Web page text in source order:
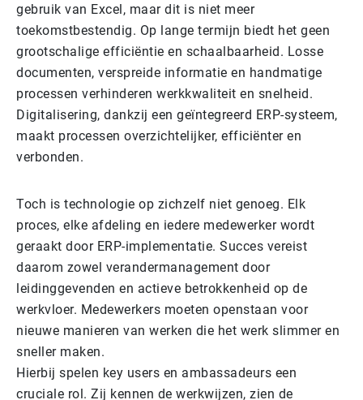
gebruik van Excel, maar dit is niet meer
toekomstbestendig. Op lange termijn biedt het geen
grootschalige efficiëntie en schaalbaarheid. Losse
documenten, verspreide informatie en handmatige
processen verhinderen werkkwaliteit en snelheid.
Digitalisering, dankzij een geïntegreerd ERP-systeem,
maakt processen overzichtelijker, efficiënter en
verbonden.
Toch is technologie op zichzelf niet genoeg. Elk
proces, elke afdeling en iedere medewerker wordt
geraakt door ERP-implementatie. Succes vereist
daarom zowel verandermanagement door
leidinggevenden en actieve betrokkenheid op de
werkvloer. Medewerkers moeten openstaan voor
nieuwe manieren van werken die het werk slimmer en
sneller maken.
Hierbij spelen key users en ambassadeurs een
cruciale rol. Zij kennen de werkwijzen, zien de